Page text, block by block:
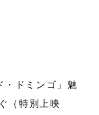
・ドミンゴ」魅
（特別上映